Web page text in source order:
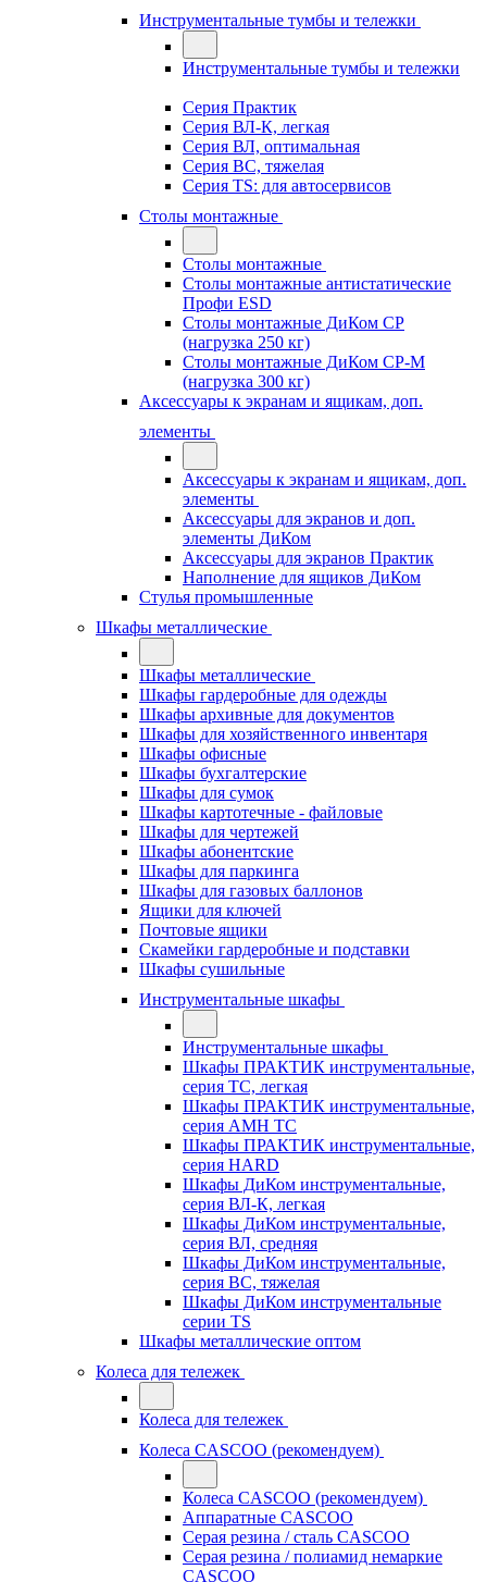
Инструментальные тумбы и тележки
Инструментальные тумбы и тележки
Серия Практик
Серия ВЛ-К, легкая
Серия ВЛ, оптимальная
Серия ВС, тяжелая
Серия TS: для автосервисов
Столы монтажные
Столы монтажные
Столы монтажные антистатические
Профи ESD
Столы монтажные ДиКом СР
(нагрузка 250 кг)
Столы монтажные ДиКом СР-М
(нагрузка 300 кг)
Аксессуары к экранам и ящикам, доп.
элементы
Аксессуары к экранам и ящикам, доп.
элементы
Аксессуары для экранов и доп.
элементы ДиКом
Аксессуары для экранов Практик
Наполнение для ящиков ДиКом
Стулья промышленные
Шкафы металлические
Шкафы металлические
Шкафы гардеробные для одежды
Шкафы архивные для документов
Шкафы для хозяйственного инвентаря
Шкафы офисные
Шкафы бухгалтерские
Шкафы для сумок
Шкафы картотечные - файловые
Шкафы для чертежей
Шкафы абонентские
Шкафы для паркинга
Шкафы для газовых баллонов
Ящики для ключей
Почтовые ящики
Скамейки гардеробные и подставки
Шкафы сушильные
Инструментальные шкафы
Инструментальные шкафы
Шкафы ПРАКТИК инструментальные,
серия ТC, легкая
Шкафы ПРАКТИК инструментальные,
серия AMH TC
Шкафы ПРАКТИК инструментальные,
серия HARD
Шкафы ДиКом инструментальные,
cерия ВЛ-К, легкая
Шкафы ДиКом инструментальные,
серия ВЛ, средняя
Шкафы ДиКом инструментальные,
серия ВС, тяжелая
Шкафы ДиКом инструментальные
серии TS
Шкафы металлические оптом
Колеса для тележек
Колеса для тележек
Колеса CASCOO (рекомендуем)
Колеса CASCOO (рекомендуем)
Аппаратные CASCOO
Серая резина / сталь CASCOO
Серая резина / полиамид немаркие
CASCOO